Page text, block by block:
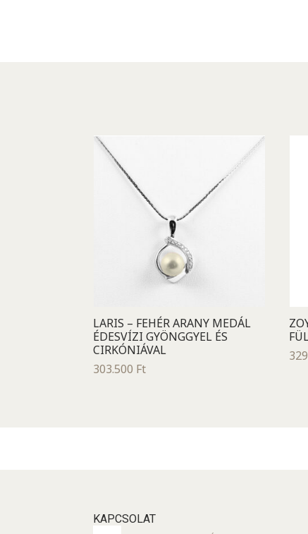
LARIS – FEHÉR ARANY MEDÁL
ÉDESVÍZI GYÖNGGYEL ÉS
CIRKÓNIÁVAL
303.500 Ft
KAPCSOLAT